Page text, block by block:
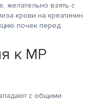
желательно взять с
крови на креатинин
почек перед
к МР
с общими